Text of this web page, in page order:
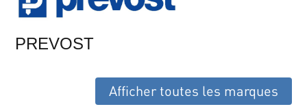
PREVOST
Afficher toutes les marques